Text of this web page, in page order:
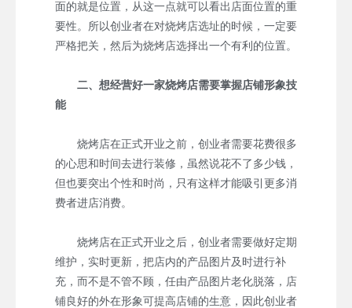
面的就是位置，从这一点就可以看出店面位置的重
要性。所以创业者在对烧烤店选址的时候，一定要
严格把关，然后为烧烤店选择出一个有利的位置。
二、想经营好一家烧烤店需要掌握店铺形象技
能
烧烤店在正式开业之前，创业者需要花费很多
的心思和时间去进行装修，虽然说花不了多少钱，
但也要突出个性和时尚，只有这样才能吸引更多消
费者进店消费。
烧烤店在正式开业之后，创业者需要做好定期
维护，实时更新，把店内的产品图片及时进行补
充，而不是不管不顾，任由产品图片老化脱落，店
铺良好的外在形象可提高店铺的生意，因此创业者